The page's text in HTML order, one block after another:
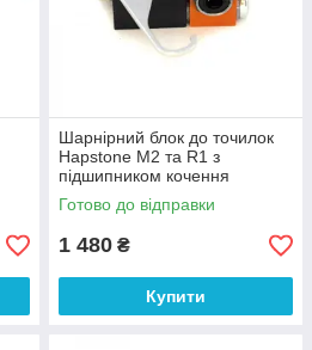
Шарнірний блок до точилок
Hapstone М2 та R1 з
підшипником кочення
арт.11215
Готово до відправки
1 480 ₴
Купити